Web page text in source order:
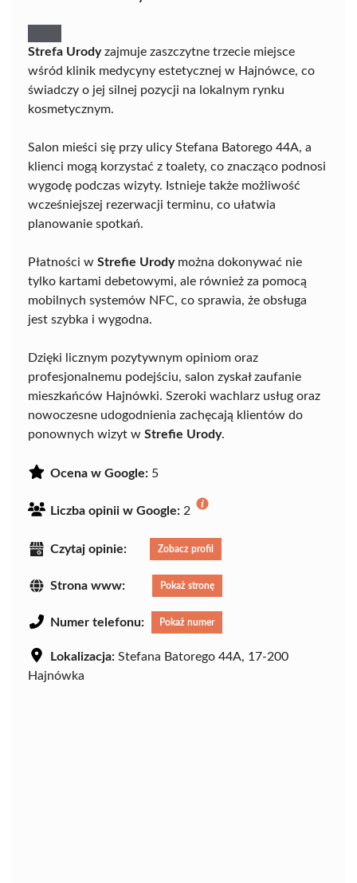
Strefa Urodyzajmuje zaszczytne trzecie miejsce
wśród klinik medycyny estetycznej w Hajnówce, co
świadczy o jej silnej pozycji na lokalnym rynku
kosmetycznym.
Salon mieści się przy ulicy Stefana Batorego 44A, a
klienci mogą korzystać z toalety, co znacząco podnosi
wygodę podczas wizyty. Istnieje także możliwość
wcześniejszej rezerwacji terminu, co ułatwia
planowanie spotkań.
Płatności w Strefie Urodymożna dokonywać nie
tylko kartami debetowymi, ale również za pomocą
mobilnych systemów NFC, co sprawia, że obsługa
jest szybka i wygodna.
Dzięki licznym pozytywnym opiniom oraz
profesjonalnemu podejściu, salon zyskał zaufanie
mieszkańców Hajnówki. Szeroki wachlarz usług oraz
nowoczesne udogodnienia zachęcają klientów do
ponownych wizyt w Strefie Urody.
Ocena w Google: 5
Liczba opinii w Google: 2
Czytaj opinie: Zobacz profil
Strona www: Pokaż stronę
Numer telefonu: Pokaż numer
Lokalizacja: Stefana Batorego 44A, 17-200
Hajnówka